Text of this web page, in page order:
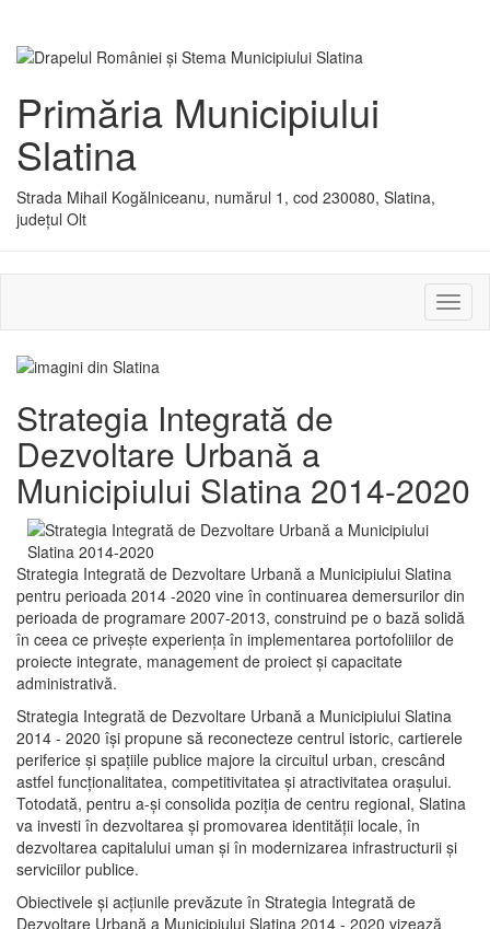
Primăria Municipiului
Slatina
Strada Mihail Kogălniceanu, numărul 1, cod 230080, Slatina,
județul Olt
sau
Strategia Integrată de
Dezvoltare Urbană a
Municipiului Slatina 2014-2020
Strategia Integrată de Dezvoltare Urbană a Municipiului Slatina
pentru perioada 2014 -2020 vine în continuarea demersurilor din
perioada de programare 2007-2013, construind pe o bază solidă
în ceea ce priveşte experienţa în implementarea portofoliilor de
proiecte integrate, management de proiect și capacitate
administrativă.
Strategia Integrată de Dezvoltare Urbană a Municipiului Slatina
2014 - 2020 își propune să reconecteze centrul istoric, cartierele
periferice şi spaţiile publice majore la circuitul urban, crescând
astfel funcţionalitatea, competitivitatea şi atractivitatea oraşului.
Totodată, pentru a-şi consolida poziţia de centru regional, Slatina
va investi în dezvoltarea şi promovarea identităţii locale, în
dezvoltarea capitalului uman şi în modernizarea infrastructurii şi
serviciilor publice.
Obiectivele şi acţiunile prevăzute în Strategia Integrată de
Dezvoltare Urbană a Municipiului Slatina 2014 - 2020 vizează